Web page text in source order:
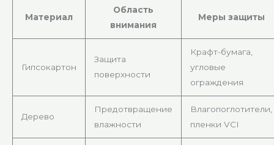
Материал
Область
внимания
Меры защиты
Гипсокартон
Защита
поверхности
Крафт-бумага,
угловые
ограждения
Дерево
Предотвращение
влажности
Влагопоглотители,
пленки VCI